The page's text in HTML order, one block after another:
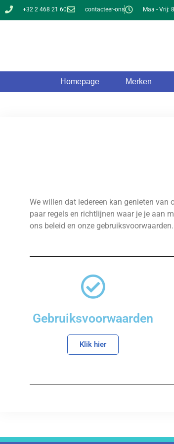
+32 2 468 21 60 contacteer-ons Maa - Vrij:
Homepage Merken
We willen dat iedereen kan genieten van
paar regels en richtlijnen waar je je aan
ons beleid en onze gebruiksvoorwaarden.
Gebruiksvoorwaarden
Klik hier